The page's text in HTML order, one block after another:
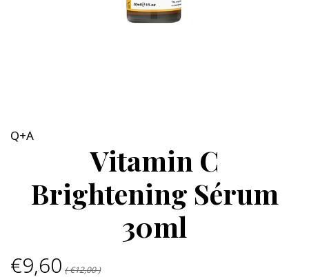
Q+A
Vitamin C
Brightening Sérum
30ml
€9,60 ( €12,00 )